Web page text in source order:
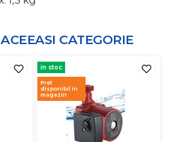
CATEGORIE
in stoc
Pret
disponibil in
magazin